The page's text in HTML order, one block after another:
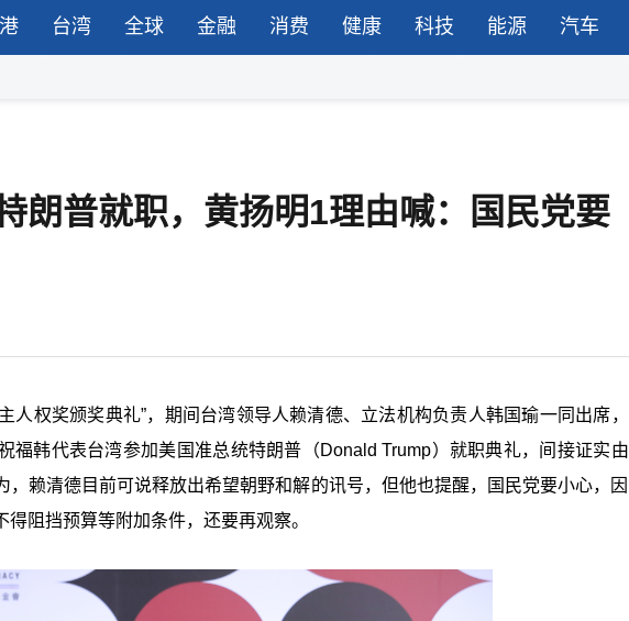
台湾 全球 金融 消费 健康 科技 能源 汽车
朗普就职，黄扬明1理由喊：国民党要
人权奖颁奖典礼”，期间台湾领导人赖清德、立法机构负责人韩国瑜一同出席，
福韩代表台湾参加美国准总统特朗普 （Donald Trump）就职典礼，间接证实由
赖清德目前可说释放出希望朝野和解的讯号，但他也提醒，国民党要小心，因
阻挡预算等附加条件，还要再观察。